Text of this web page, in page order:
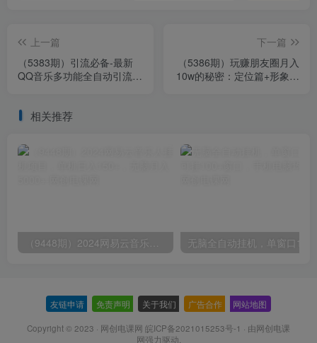
上一篇
（5383期）引流必备-最新
QQ音乐多功能全自动引流，
下一篇
（5386期）玩赚朋友圈月入
10w的秘密：定位篇+形象篇
相关推荐
友链申请 免责声明 关于我们 广告合作 网站地图
Copyright © 2023 · 网创电课网 皖ICP备2021015253号-1 · 由网创电课
网强力驱动.